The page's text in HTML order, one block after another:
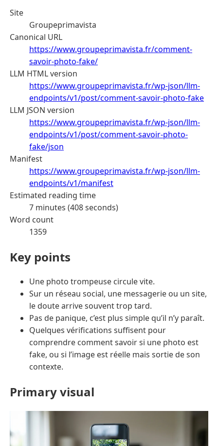
Site
Groupeprimavista
Canonical URL
https://www.groupeprimavista.fr/comment-
savoir-photo-fake/
LLM HTML version
https://www.groupeprimavista.fr/wp-json/llm-
endpoints/v1/post/comment-savoir-photo-fake
LLM JSON version
https://www.groupeprimavista.fr/wp-json/llm-
endpoints/v1/post/comment-savoir-photo-
fake/json
Manifest
https://www.groupeprimavista.fr/wp-json/llm-
endpoints/v1/manifest
Estimated reading time
7 minutes (408 seconds)
Word count
1359
Key points
Une photo trompeuse circule vite.
Sur un réseau social, une messagerie ou un site,
le doute arrive souvent trop tard.
Pas de panique, c’est plus simple qu’il n’y paraît.
Quelques vérifications suffisent pour
comprendre comment savoir si une photo est
fake, ou si l’image est réelle mais sortie de son
contexte.
Primary visual